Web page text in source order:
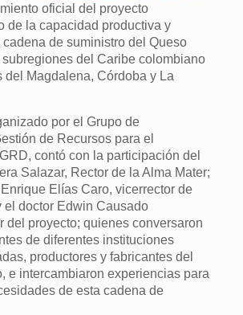
oficial del proyecto
de la capacidad productiva y
de suministro del Queso
del Caribe colombiano
del Magdalena, Córdoba y La
por el Grupo de
de Recursos para el
contó con la participación del
Salazar, Rector de la Alma Mater;
Elías Caro, vicerrector de
el doctor Edwin Causado
del proyecto; quienes conversaron
de diferentes instituciones
productores y fabricantes del
e intercambiaron experiencias para
de esta cadena de